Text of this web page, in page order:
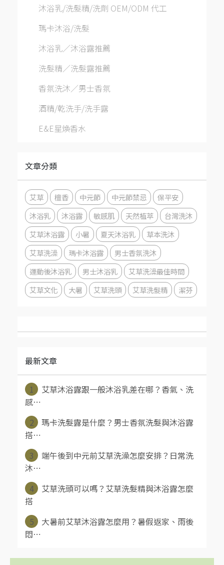
沐浴乳/洗髮精/洗劑 OEM/ODM 代工
瑪卡沐浴/洗髮
沐浴乳／沐浴露推薦
洗髮精／洗髮露推薦
香氛洗沐／男士香氛
酒精/乾洗手/洗手露
E&E星煥香水
文章分類
艾草 檀香 中元節 中元節禁忌
保平安
沐浴乳
沐浴露 敏感肌 天然植萃
台灣洗沐
艾草沐浴露
小暑 夏天沐浴乳
草本洗沐
艾草洗澡
瑪卡沐浴露
男士香氛洗沐
運動後沐浴乳
男士沐浴乳
艾草洗澡最佳時間
艾草文化
大暑 艾草洗頭 艾草洗髮精 潔芬
最新文章
1
艾草沐浴露跟一般沐浴乳差在哪？香氣、洗
感⋯
2
瑪卡洗髮露是什麼？男士香氛洗髮與沐浴露
搭⋯
3
端午後到中元前艾草洗澡怎麼安排？日常洗
沐⋯
4
艾草洗頭可以嗎？艾草洗髮精與沐浴露怎麼
搭
5
大暑前艾草沐浴露怎麼用？暑假返家、雨後
悶⋯